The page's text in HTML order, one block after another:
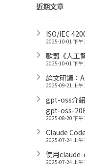
近期文章
ISO/IEC
2025-10-01 下午
歐盟《人工
2025-10-01 下午
論文研讀：
2025-09-21 上午
gpt-oss介
gpt-oss-
2025-08-20 下午
Claude
2025-07-24 上午
使用
2025-07-24 上午